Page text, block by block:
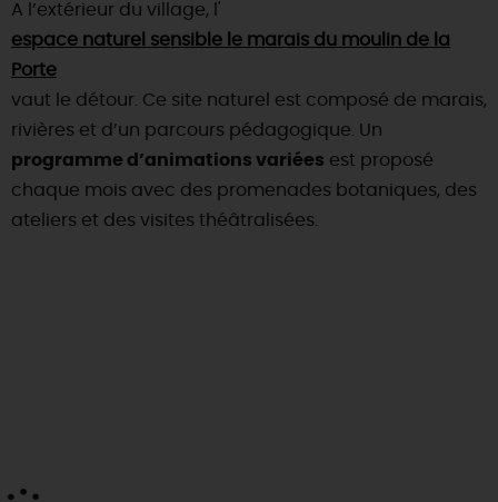
A l’extérieur du village, l'
espace naturel sensible le marais du moulin de la
Porte
vaut le détour. Ce site naturel est composé de marais,
rivières et d’un parcours pédagogique. Un
programme d’animations variées est proposé
chaque mois avec des promenades botaniques, des
ateliers et des visites théâtralisées.